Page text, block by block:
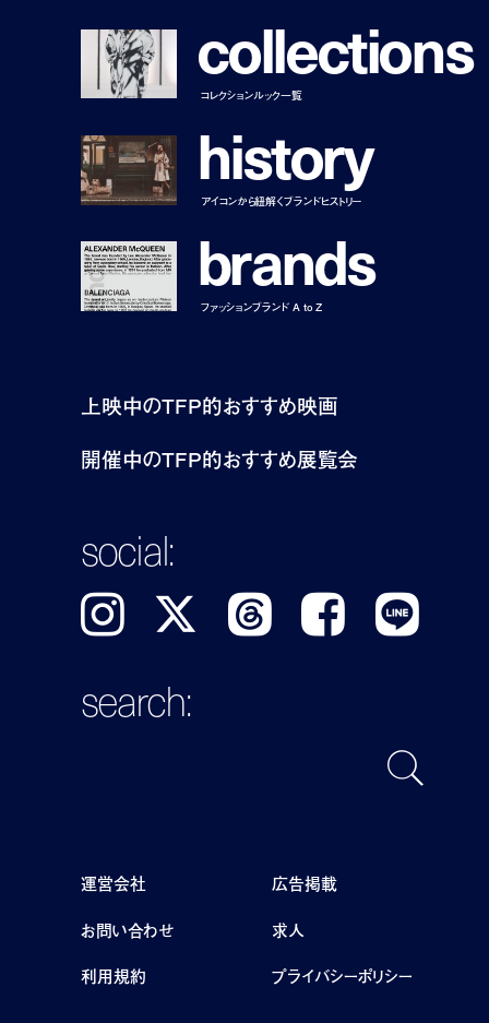
collections
コレクションルック一覧
history
アイコンから紐解くブランドヒストリー
brands
ファッションブランド A to Z
上映中のTFP的おすすめ映画
開催中のTFP的おすすめ展覧会
social:
Instagram 𝕏 Threads Facebook LINE
search:
運営会社
広告掲載
お問い合わせ
求人
利用規約 プライバシーポリシー